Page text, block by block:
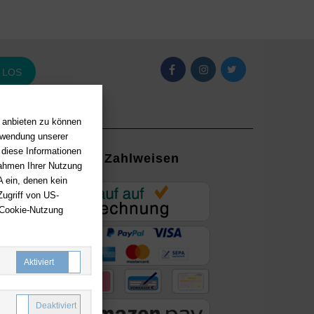
zu können
unserer
Informationen
Ihrer Nutzung
ein, denen kein
von US-
Nutzung
LOS
mit
Zahlweisen